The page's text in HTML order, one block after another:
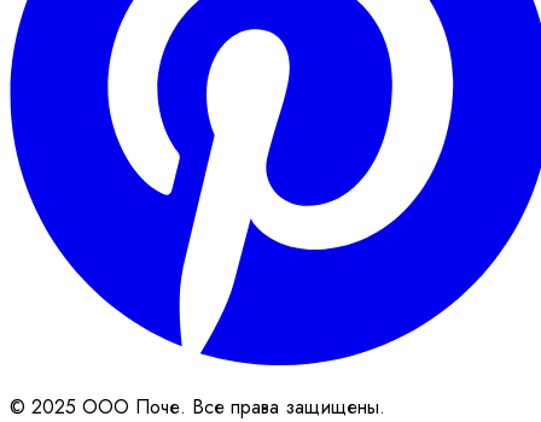
© 2025 ООО Поче. Все права защищены.